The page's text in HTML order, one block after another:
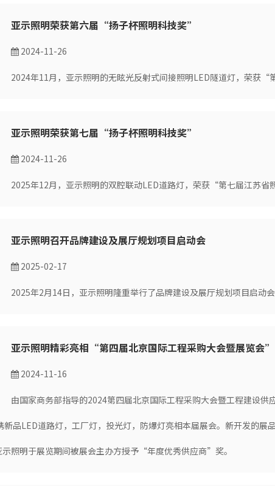
亚示照明荣获第六届“扬子杯照明科技奖”
2024-11-26
2024年11月，亚示照明的无眩光反射式间接照明LED隧道灯，荣获“
亚示照明荣获第七届“扬子杯照明科技奖”
2024-11-26
2025年12月，亚示照明的双腔联动LED道路灯，荣获“第七届江苏省
亚示照明召开品牌建设及展厅规划项目启动会
2025-02-17
2025年2月14日，亚示照明隆重举行了品牌建设及展厅规划项目启动
亚示照明精彩亮相“第四届北京国际工程采购大会暨展览会”
2024-11-16
由国家商务部指导的2024第四届北京国际工程采购大会暨工程建设
新品LED道路灯，工厂灯，投光灯，防爆灯亮相本届展会。新开发的
照明于展览期间被展会主办方授予“年度优秀供应商”奖。